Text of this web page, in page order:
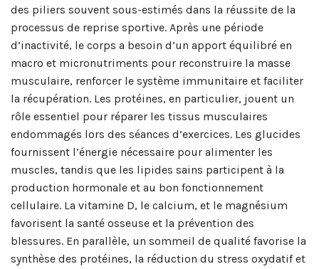
des piliers souvent sous-estimés dans la réussite de la
processus de reprise sportive. Après une période
d’inactivité, le corps a besoin d’un apport équilibré en
macro et micronutriments pour reconstruire la masse
musculaire, renforcer le système immunitaire et faciliter
la récupération. Les protéines, en particulier, jouent un
rôle essentiel pour réparer les tissus musculaires
endommagés lors des séances d’exercices. Les glucides
fournissent l’énergie nécessaire pour alimenter les
muscles, tandis que les lipides sains participent à la
production hormonale et au bon fonctionnement
cellulaire. La vitamine D, le calcium, et le magnésium
favorisent la santé osseuse et la prévention des
blessures. En parallèle, un sommeil de qualité favorise la
synthèse des protéines, la réduction du stress oxydatif et